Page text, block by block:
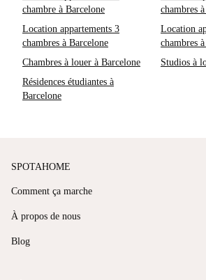
chambre à Barcelone
chambres
Location appartements 3
chambres à Barcelone
Location
chambres
Chambres à louer à Barcelone
Studios à
Résidences étudiantes à
Barcelone
SPOTAHOME
Comment ça marche
À propos de nous
Blog